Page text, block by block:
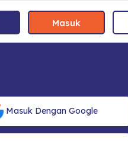
Masuk
Masuk Dengan Google